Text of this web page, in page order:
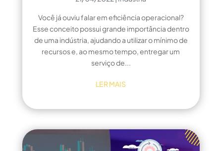
Você já ouviu falar em eficiência operacional?
Esse conceito possui grande importância dentro
de uma indústria, ajudando a utilizar o mínimo de
recursos e, ao mesmo tempo, entregar um
serviço de...
LER MAIS